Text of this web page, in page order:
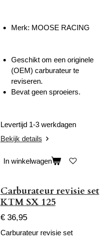
Merk: MOOSE RACING
Geschikt om een originele
(OEM) carburateur te
reviseren.
Bevat geen sproeiers.
Levertijd 1-3 werkdagen
Bekijk details
In winkelwagen
Carburateur revisie set
KTM SX 125
€ 36,95
Carburateur revisie set